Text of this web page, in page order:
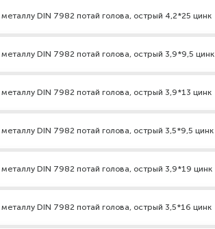
DIN 7982 потай голова, острый 4,2*25 цинк
DIN 7982 потай голова, острый 3,9*9,5 цинк
DIN 7982 потай голова, острый 3,9*13 цинк
DIN 7982 потай голова, острый 3,5*9,5 цинк
DIN 7982 потай голова, острый 3,9*19 цинк
DIN 7982 потай голова, острый 3,5*16 цинк